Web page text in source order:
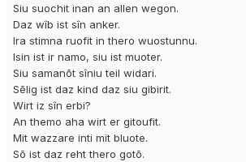
Siu suochit inan an allen wegon.
Daz wîb ist sîn anker.
Ira stimna ruofit in thero wuostunnu.
Isin ist ir namo, siu ist muoter.
Siu samanōt sîniu teil widari.
Sēlig ist daz kind daz siu gibirit.
Wirt iz sîn erbi?
An themo aha wirt er gitoufit.
Mit wazzare inti mit bluote.
Sō ist daz reht thero gotō.